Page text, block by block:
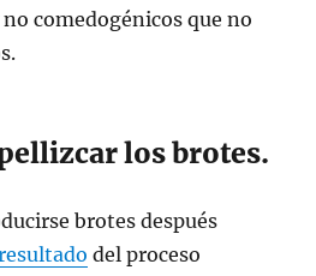
comedogénicos que no
los brotes.
brotes después
del proceso